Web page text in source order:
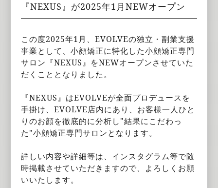
『NEXUS』が2025年1月NEWオープン
この度2025年1月、EVOLVEの独立・副業支援
事業として、小顔矯正に特化した小顔矯正専門
サロン『NEXUS』をNEWオープンさせていた
だくこととなりました。
『NEXUS』はEVOLVEが全面プロデュースを
手掛け、EVOLVE店内にあり、お客様一人ひと
りのお顔を徹底的に分析し"結果にこだわっ
た"小顔矯正専門サロンとなります。
詳しい内容や詳細等は、インスタグラム等で随
時掲載させていただきますので、よろしくお願
いいたします。